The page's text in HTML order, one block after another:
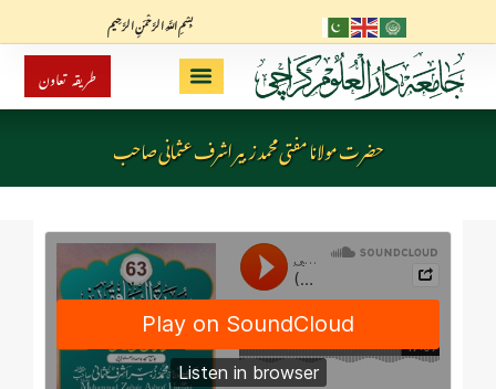
بِسْمِ اللَّهِ الرَّحْمَنِ الرَّحِيم
طریقہ تعاون
حضرت مولانا مفتی محمد زبیر اشرف عثمانی صاحب